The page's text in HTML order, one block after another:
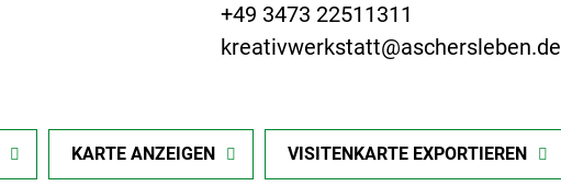
+49 3473 22511311
kreativwerkstatt@aschersleben.de
KARTE ANZEIGEN VISITENKARTE EXPORTIEREN